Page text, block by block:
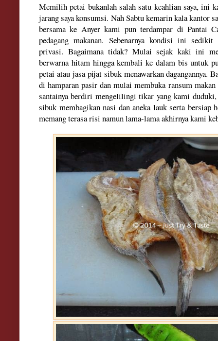
Memilih petai bukanlah salah satu keahlian saya, ini
jarang saya konsumsi. NahSabtukemarin kala kantor
bersamake Anyer kami pun terdampar di Pantai
pedagang makanan. Sebenarnya kondisi ini sedikit
privasi. Bagaimana tidak? Mulai sejak kaki ini
berwarna hitam hingga kembali ke dalam bis untuk
petai atau jasa pijat sibuk menawarkan dagangannya.
di hamparan pasir dan mulai membuka ransum
santainya berdiri mengelilingi tikar yang kami
sibuk membagikan nasi dan aneka lauk serta bersiap
memang terasa risi namun lama-lama akhirnya kami